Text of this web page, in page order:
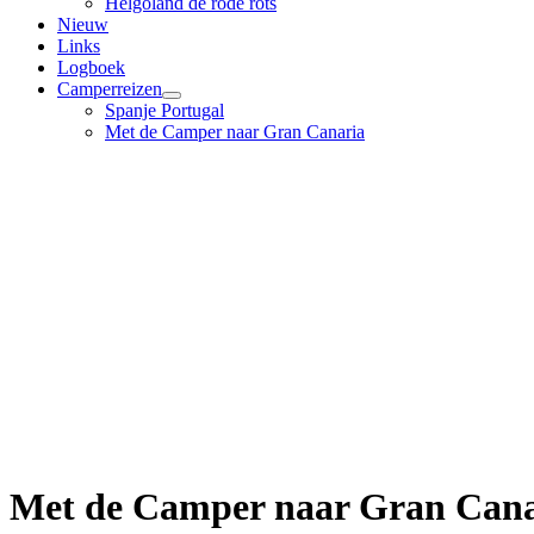
Nieuw
Links
Logboek
Camperreizen
Spanje Portugal
Met de Camper naar Gran Canaria
Met de Camper naar Gran